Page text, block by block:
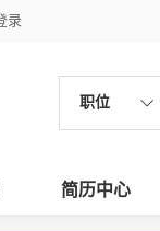
录
职位
简历中心